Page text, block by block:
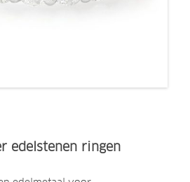
edelstenen ringen